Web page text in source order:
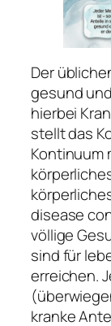
Der
gesund
hierbei
stellt das
Kontinuum
disease
völlige
sind für
erreichen.
kranke